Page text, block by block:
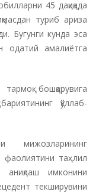
45 дақиқада
туриб ариза
Бугунги кунда эса
одатий амалиётга
бошқарувига
қўллаб-
мижозларининг
фаолиятини таҳлил
аниқлаш имконини
текширувини